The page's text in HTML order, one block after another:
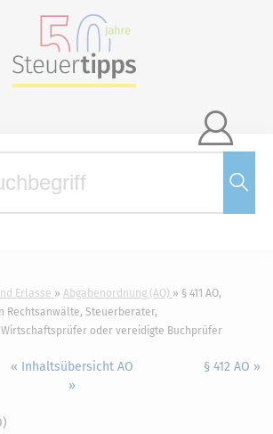

Erlasse Abgabenordnung (AO)
§ 411 AO,
Rechtsanwälte, Steuerberater,
oder vereidigte Buchprüfer
« Inhaltsübersicht AO
»
§ 412 AO »